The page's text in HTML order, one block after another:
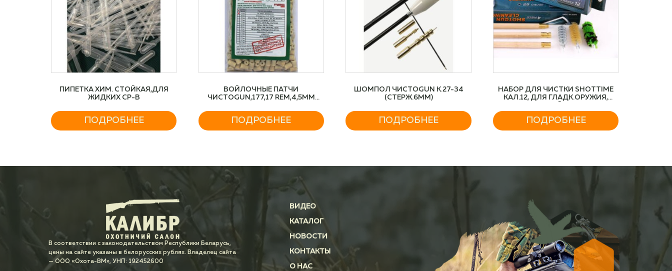
ПИПЕТКА ХИМ. СТОЙКАЯ,ДЛЯ
ЖИДКИХ СР-В
ПОДРОБНЕЕ
ВОЙЛОЧНЫЕ ПАТЧИ
ЧИСТОGUN,177,17 REM,4,5ММ
ПОДРОБНЕЕ
ШОМПОЛ ЧИСТОGUN К.27-34
(СТЕРЖ.6ММ)
ПОДРОБНЕЕ
НАБОР ДЛЯ ЧИСТКИ SHOTTIME
КАЛ.12, ДЛЯ ГЛАДК.ОРУЖИЯ,
ПОДРОБНЕЕ
В соответствии с законодательством Республики Беларусь,
цены на сайте указаны в белорусских рублях. Владелец сайта
— ООО «Охота-ВМ», УНП: 192452600
ВИДЕО
КАТАЛОГ
НОВОСТИ
КОНТАКТЫ
О НАС